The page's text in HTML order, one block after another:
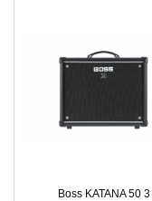
Boss KATANA 50 3